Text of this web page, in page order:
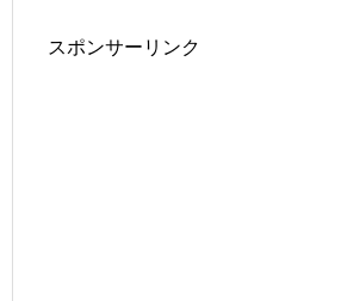
スポンサーリンク